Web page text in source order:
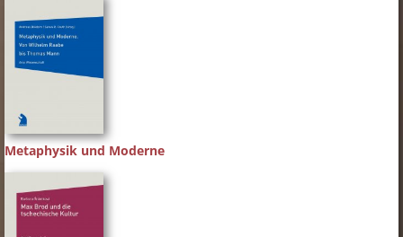
Metaphysik und Moderne